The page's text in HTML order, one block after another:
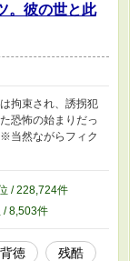
。彼の世と此
拘束され、誘拐犯
恐怖の始まりだっ
当然ながらフィク
/ 228,724件
/ 8,503件
背徳
残酷